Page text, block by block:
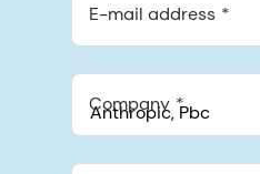
E-mail address
Company